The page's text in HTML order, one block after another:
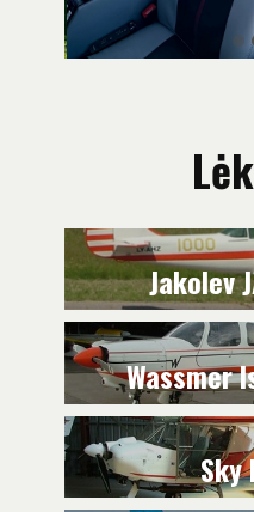
Jakolev
Wassmer
Sky